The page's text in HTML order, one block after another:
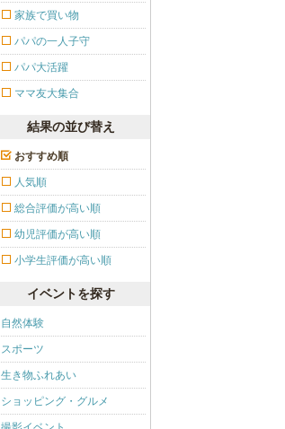
家族で買い物
パパの一人子守
パパ大活躍
ママ友大集合
結果の並び替え
おすすめ順
人気順
総合評価が高い順
幼児評価が高い順
小学生評価が高い順
イベントを探す
自然体験
スポーツ
生き物ふれあい
ショッピング・グルメ